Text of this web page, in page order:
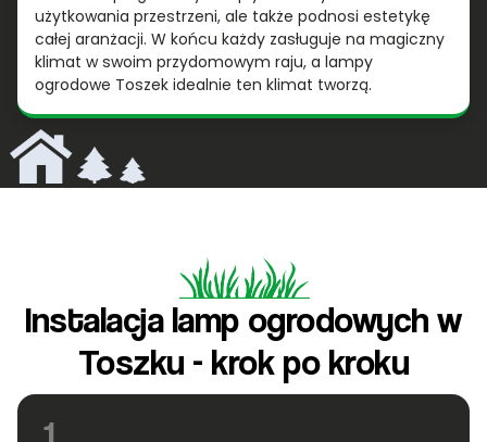
użytkowania przestrzeni, ale także podnosi estetykę
całej aranżacji. W końcu każdy zasługuje na magiczny
klimat w swoim przydomowym raju, a lampy
ogrodowe Toszek idealnie ten klimat tworzą.
Instalacja lamp ogrodowych w
Toszku - krok po kroku